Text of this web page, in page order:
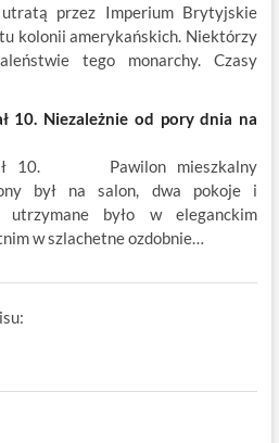
przez Imperium Brytyjskie
kolonii amerykańskich. Niektórzy
tego monarchy. Czasy
10. Niezależnie od pory dnia na
10. Pawilon mieszkalny
był na salon, dwa pokoje i
utrzymane było w eleganckim
w szlachetne ozdobnie…